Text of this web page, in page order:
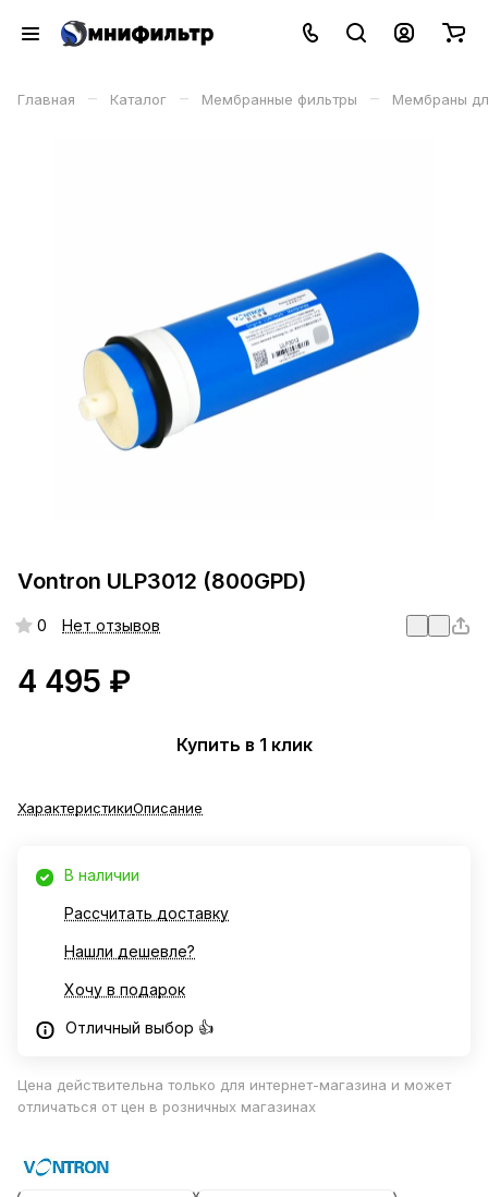
Главная – Каталог – Мембранные фильтры – Мембраны
Vontron ULP3012 (800GPD)
0 Нет отзывов
4 495 ₽
Купить в 1 клик
ХарактеристикиОписание
В наличии
Рассчитать доставку
Нашли дешевле?
Хочу в подарок
Отличный выбор 👍
Цена действительна только для интернет-магазина и может
отличаться от цен в розничных магазинах